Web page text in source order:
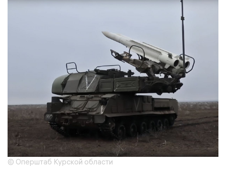
© Оперштаб Курской области